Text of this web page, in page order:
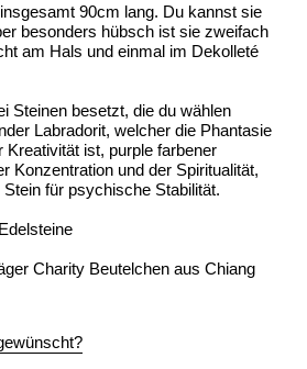
90cm lang. Du kannst sie
besonders hübsch ist sie zweifach
am Hals und einmal im Dekolleté
Steinen besetzt, die du wählen
Labradorit, welcher die Phantasie
Kreativität ist, purple farbener
Konzentration und der Spiritualität,
für psychische Stabilität.
Charity Beutelchen aus Chiang